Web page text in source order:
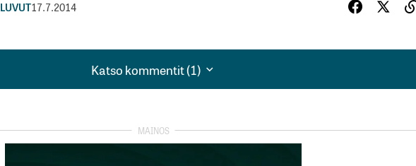
17.7.2014
Katso kommentit (1)
Katso kommentit (1)
hyvin harvat rahastot pysyvät tuotoissa kärkisijoilla vuodesta toiseen”.